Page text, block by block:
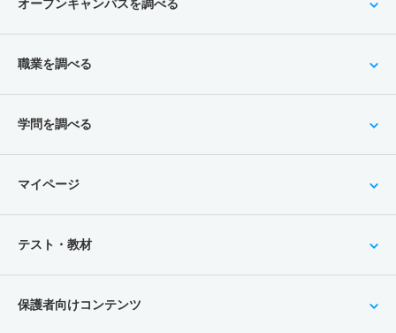
オープンキャンパスを調べる
職業を調べる
学問を調べる
マイページ
テスト・教材
保護者向けコンテンツ